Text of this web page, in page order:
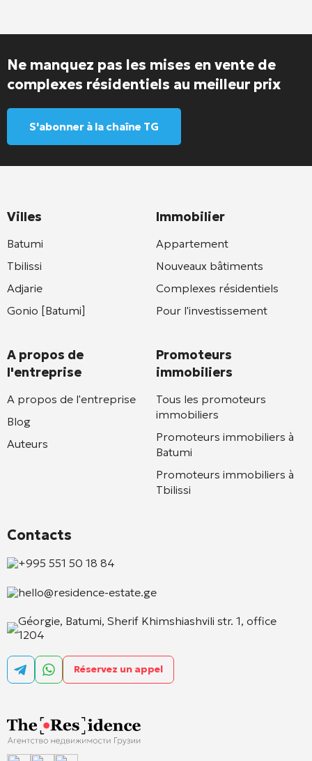
Ne manquez pas les mises en vente de
complexes résidentiels au meilleur prix
S'abonner à la chaîne TG
Villes
Batumi
Tbilissi
Adjarie
Gonio [Batumi]
A propos de
l'entreprise
A propos de l'entreprise
Blog
Auteurs
Immobilier
Appartement
Nouveaux bâtiments
Complexes résidentiels
Pour l'investissement
Promoteurs
immobiliers
Tous les promoteurs
immobiliers
Promoteurs immobiliers à
Batumi
Promoteurs immobiliers à
Tbilissi
Contacts
+995 551 50 18 84
hello@residence-estate.ge
Géorgie, Batumi, Sherif Khimshiashvili str. 1, office
1204
Réservez un appel